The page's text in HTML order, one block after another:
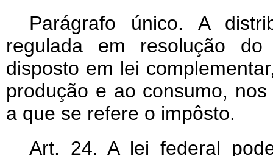
Parágrafo único. A
regulada em resolução
disposto em lei
produção e ao consumo,
a que se refere o impôsto.
Art. 24. A lei federal